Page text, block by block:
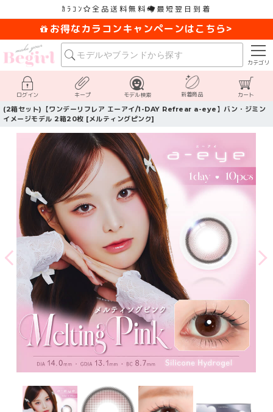
ｶﾗｺﾝ 全品送料無料 最短翌日到着
お得なカラコンキャンペーンはこちら>
カテゴリ
ログイン キープ モデル検索 新着商品 カート
(2箱セット)【ワンデーリフレア エーアイ/1-DAY Refrear a-eye】バン・ジミン
イメージモデル 2箱20枚 [メルティングピンク]